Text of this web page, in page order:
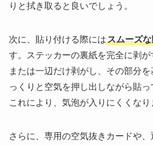
りと拭き取ると良いでしょう。
次に、貼り付ける際にはスムーズ
す。ステッカーの裏紙を完全に剥が
または一辺だけ剥がし、その部分
っくりと空気を押し出しながら貼っ
これにより、気泡が入りにくくなり
さらに、専用の空気抜きカードや